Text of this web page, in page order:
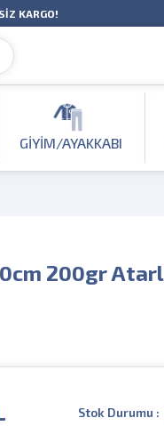
KARGO!
GIYIM/AYAKKABI
200gr
Stok Durumu :